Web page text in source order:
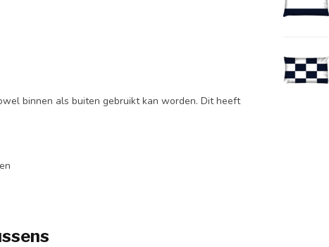
binnen als buiten gebruikt kan worden. Dit heeft